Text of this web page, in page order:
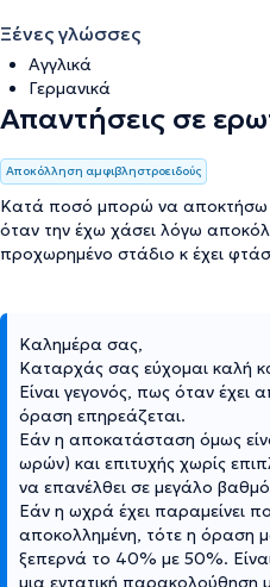
Ξένες γλώσσες
Αγγλικά
Γερμανικά
Απαντήσεις σε
Αποκόλληση αμφιβληστροειδούς
Κατά ποσό μπορώ να αποκτήσω
όταν την έχω χάσει λόγω
προχωρημένο στάδιο κ έχει
Καλημέρα σας,
Καταρχάς σας εύχομαι καλή
Είναι γεγονός, πως όταν έχει
όραση επηρεάζεται.
Εάν η αποκατάσταση όμως
ωρών) και επιτυχής χωρίς
να επανέλθει σε μεγάλο
Εάν η ωχρά έχει παραμείνει
αποκολλημένη, τότε η όραση
ξεπερνά το 40% με 50%.
μια εντατική παρακολούθηση